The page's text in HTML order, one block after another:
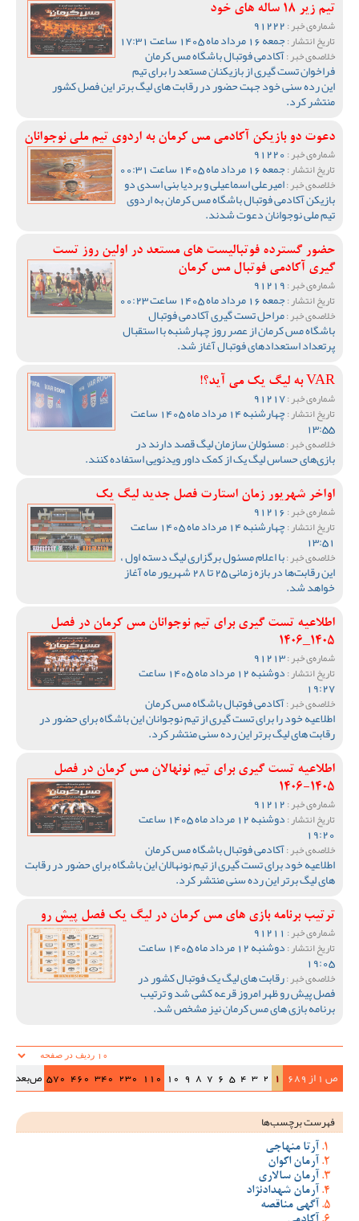
تیم زیر 18 ساله های خود
شماره‌ی خبر :
تاریخ انتشار :جمعه 16 مرداد ماه 1405 ساعت 17:31
خلاصه‌ی خبر :آکادمی فوتبال باشگاه مس کرمان
فراخوان تست گیری از بازیکنان مستعد را برای تیم
این رده سنی خود جهت حضور در رقابت های لیگ برتر این فصل کشور
منتشر کرد.
دعوت دو بازیکن آکادمی مس کرمان به اردوی تیم ملی نوجوانان
شماره‌ی خبر :
تاریخ انتشار :جمعه 16 مرداد ماه 1405 ساعت 00:31
خلاصه‌ی خبر :امیرعلی اسماعیلی و بردیا بنی اسدی دو
بازیکن آکادمی فوتبال باشگاه مس کرمان به اردوی
تیم ملی نوجوانان دعوت شدند.
حضور گسترده فوتبالیست های مستعد در اولین روز تست
گیری آکادمی فوتبال مس کرمان
شماره‌ی خبر :
تاریخ انتشار :جمعه 16 مرداد ماه 1405 ساعت 00:23
خلاصه‌ی خبر :مراحل تست گیری آکادمی فوتبال
باشگاه مس کرمان از عصر روز چهارشنبه با استقبال
پرتعداد استعدادهای فوتبال آغاز شد.
VAR به لیگ یک می آید؟!
شماره‌ی خبر :
تاریخ انتشار : چهارشنبه 14 مرداد ماه 1405 ساعت
13:55
خلاصه‌ی خبر :مسئولان سازمان لیگ قصد دارند در
بازی‌های حساس لیگ یک از کمک داور ویدئویی استفاده کنند.
اواخر شهریور زمان استارت فصل جدید لیگ یک
شماره‌ی خبر :
تاریخ انتشار : چهارشنبه 14 مرداد ماه 1405 ساعت
13:51
خلاصه‌ی خبر :با اعلام مسئول برگزاری لیگ دسته اول ،
این رقابت‌ها در بازه زمانی 25 تا 28 شهریور ماه آغاز
خواهد شد.
اطلاعیه تست گیری برای تیم نوجوانان مس کرمان در فصل
1405_1406
شماره‌ی خبر :
تاریخ انتشار : دوشنبه 12 مرداد ماه 1405 ساعت
19:27
خلاصه‌ی خبر :آکادمی فوتبال باشگاه مس کرمان
اطلاعیه خود را برای تست گیری از تیم نوجوانان این باشگاه برای حضور در
رقابت های لیگ برتر این رده سنی منتشر کرد.
اطلاعیه تست گیری برای تیم نونهالان مس کرمان در فصل
1405-1406
شماره‌ی خبر :
تاریخ انتشار : دوشنبه 12 مرداد ماه 1405 ساعت
19:20
خلاصه‌ی خبر :آکادمی فوتبال باشگاه مس کرمان
اطلاعیه خود برای تست گیری از تیم نونهالان این باشگاه برای حضور در رقابت
های لیگ برتر این رده سنی منتشر کرد.
ترتیب برنامه بازی های مس کرمان در لیگ یک فصل پیش رو
شماره‌ی خبر :
تاریخ انتشار : دوشنبه 12 مرداد ماه 1405 ساعت
19:05
خلاصه‌ی خبر :رقابت های لیگ یک فوتبال کشور در
فصل پیش رو ظهر امروز قرعه کشی شد و ترتیب
برنامه بازی های مس کرمان نیز مشخص شد.
ص 1 از 689 1
2
3
4
5
6
7
8
9
10
110
230
340
460
570 ص‌بعد
فهرست برچسب‌ها
آرتا منهاجی
آرمان اکوان
آرمان سالاری
آرمان شهدادنژاد
آگهی مناقصه